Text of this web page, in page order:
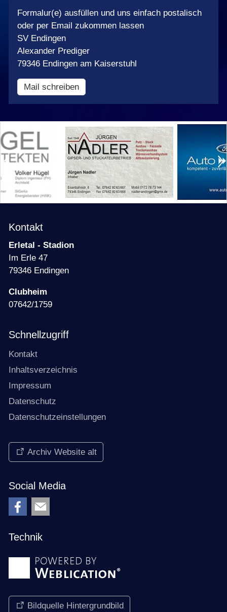
Formalur(e) ausfüllen und uns einfach postalisch
oder per Email zukommen lassen
SV Endingen
Alexander Prediger
79346 Endingen am Kaiserstuhl
Mail schreiben
Kontakt
Erletal - Stadion
Im Erle 47
79346 Endingen
Clubheim
07642/1759
Schnellzugriff
Kontakt
Inhaltsverzeichnis
Impressum
Datenschutz
Datenschutzeinstellungen
Archiv Website alt
Social Media
Technik
Bildquelle Hintergrundbild